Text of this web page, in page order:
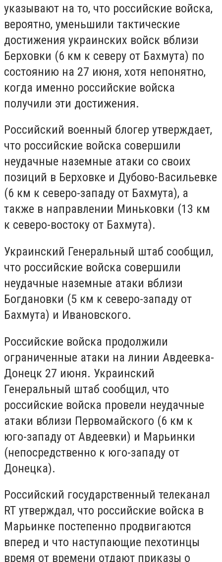
указывают на то, что российские войска,
вероятно, уменьшили тактические
достижения украинских войск вблизи
Берховки (6 км к северу от Бахмута) по
состоянию на 27 июня, хотя непонятно,
когда именно российские войска
получили эти достижения.
Российский военный блогер утверждает,
что российские войска совершили
неудачные наземные атаки со своих
позиций в Берховке и Дубово-Васильевке
(6 км к северо-западу от Бахмута), а
также в направлении Миньковки (13 км
к северо-востоку от Бахмута).
Украинский Генеральный штаб сообщил,
что российские войска совершили
неудачные наземные атаки вблизи
Богдановки (5 км к северо-западу от
Бахмута) и Ивановского.
Российские войска продолжили
ограниченные атаки на линии Авдеевка-
Донецк 27 июня. Украинский
Генеральный штаб сообщил, что
российские войска провели неудачные
атаки вблизи Первомайского (6 км к
юго-западу от Авдеевки) и Марьинки
(непосредственно к юго-западу от
Донецка).
Российский государственный телеканал
RT утверждал, что российские войска в
Марьинке постепенно продвигаются
вперед и что наступающие пехотинцы
время от времени отдают приказы о